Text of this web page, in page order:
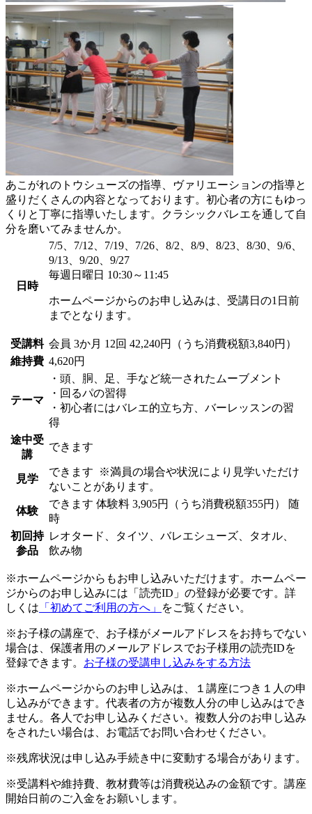
あこがれのトウシューズの指導、ヴァリエーションの指導と
盛りだくさんの内容となっております。初心者の方にもゆっ
くりと丁寧に指導いたします。クラシックバレエを通して自
分を磨いてみませんか。
日時
7/5、7/12、7/19、7/26、8/2、8/9、8/23、8/30、9/6、
9/13、9/20、9/27
毎週日曜日 10:30～11:45
ホームページからのお申し込みは、受講日の1日前
までとなります。
受講料 会員 3か月 12回 42,240円（うち消費税額3,840円）
維持費 4,620円
テーマ
・頭、胴、足、手など統一されたムーブメント
・回るパの習得
・初心者にはバレエ的立ち方、バーレッスンの習
得
途中受
講
できます
見学
できます
※満員の場合や状況により見学いただけ
ないことがあります。
体験
できます 体験料 3,905円（うち消費税額355円）
随
時
初回持
参品
レオタード、タイツ、バレエシューズ、タオル、
飲み物
※ホームページからもお申し込みいただけます。ホームペー
ジからのお申し込みには「読売ID」の登録が必要です。詳
しくは 「初めてご利用の方へ」 をご覧ください。
※お子様の講座で、お子様がメールアドレスをお持ちでない
場合は、保護者用のメールアドレスでお子様用の読売IDを
登録できます。 お子様の受講申し込みをする方法
※ホームページからのお申し込みは、１講座につき１人の申
し込みができます。代表者の方が複数人分の申し込みはでき
ません。各人でお申し込みください。複数人分のお申し込み
をされたい場合は、お電話でお問い合わせください。
※残席状況は申し込み手続き中に変動する場合があります。
※受講料や維持費、教材費等は消費税込みの金額です。講座
開始日前のご入金をお願いします。